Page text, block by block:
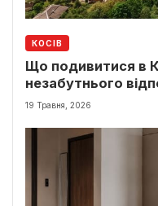
КОСІВ
Що подивитися в
незабутнього
19 Травня, 2026